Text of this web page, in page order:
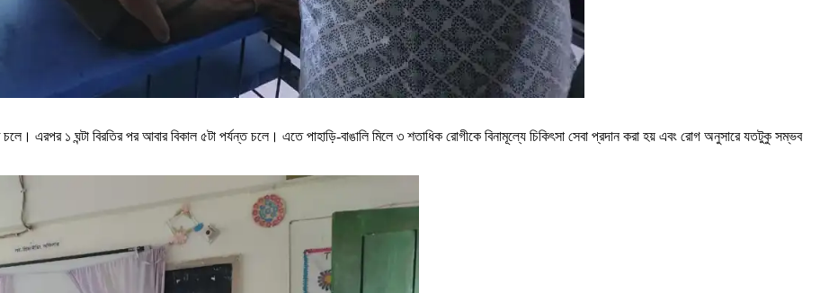
এরপর ১ ঘন্টা বিরতির পর আবার বিকাল ৫টা পর্যন্ত চলে। এতে পাহাড়ি-বাঙালি মিলে ৩ শতাধিক রোগীকে বিনামূল্যে চিকিৎসা সেবা প্রদান করা হয় এবং রোগ অনুসারে যতটুকু সম্ভব